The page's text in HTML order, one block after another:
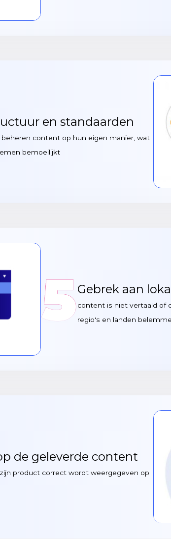
en standaarden
content op hun eigen manier, wat
bemoeilijkt
5Gebrek aan
content is niet vertaald of
regio's en landen
de geleverde content
product correct wordt weergegeven op